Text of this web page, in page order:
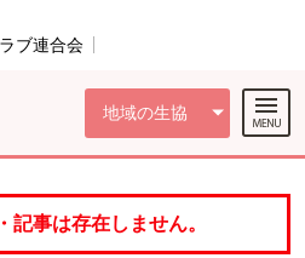
ブ連合会
地域の生協
ーです。
ップする
で。
記事は存在しません。